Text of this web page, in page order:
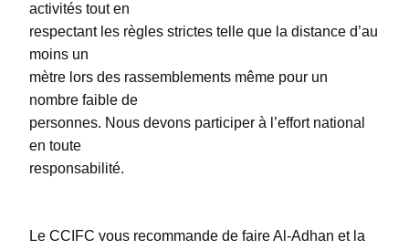
activités tout en
respectant les règles strictes telle que la distance d’au
moins un
mètre lors des rassemblements même pour un
nombre faible de
personnes. Nous devons participer à l’effort national
en toute
responsabilité.
Le CCIFC vous recommande de faire Al-Adhan et la